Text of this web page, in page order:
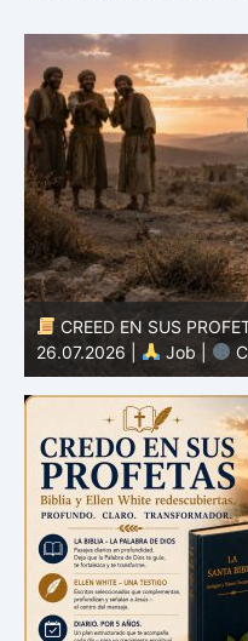
CREED EN SUS
25.07.2026 |
Job |
mejores